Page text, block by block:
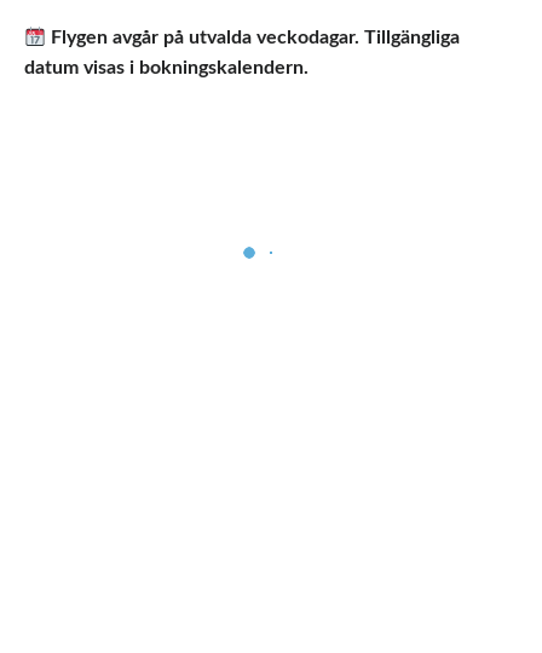
Flygen avgår på utvalda veckodagar. Tillgängliga
datum visas i bokningskalendern.